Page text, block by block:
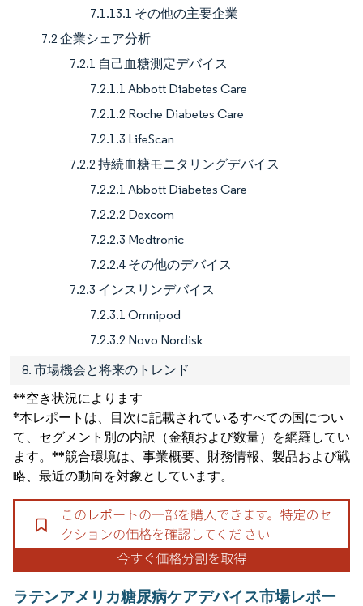
7.1.13.1 その他の主要企業
7.2 企業シェア分析
7.2.1 自己血糖測定デバイス
7.2.1.1 Abbott Diabetes Care
7.2.1.2 Roche Diabetes Care
7.2.1.3 LifeScan
7.2.2 持続血糖モニタリングデバイス
7.2.2.1 Abbott Diabetes Care
7.2.2.2 Dexcom
7.2.2.3 Medtronic
7.2.2.4 その他のデバイス
7.2.3 インスリンデバイス
7.2.3.1 Omnipod
7.2.3.2 Novo Nordisk
8. 市場機会と将来のトレンド
**空き状況によります
*本レポートは、目次に記載されているすべての国につい
て、セグメント別の内訳（金額および数量）を網羅してい
ます。**競合環境は、事業概要、財務情報、製品および戦
略、最近の動向を対象としています。
ラテンアメリカ糖尿病ケアデバイス市場レポー